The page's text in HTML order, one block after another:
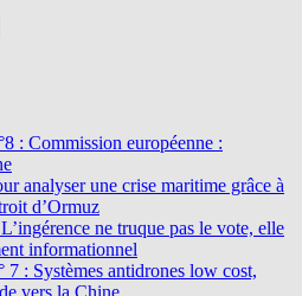
: Commission européenne :
analyser une crise maritime grâce à
d’Ormuz
ne truque pas le vote, elle
informationnel
: Systèmes antidrones low cost,